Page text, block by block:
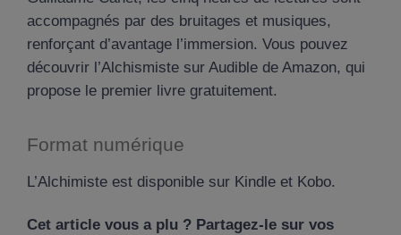
accompagnés par des bruitages et musiques,
renforçant d’avantage l’immersion. Vous pouvez
découvrir l’Alchismiste sur Audible de Amazon, qui
propose le premier livre gratuitement.
Format numérique
L’Alchimiste est disponible sur Kindle et Kobo.
Cet article vous a plu ? Partagez-le sur vos